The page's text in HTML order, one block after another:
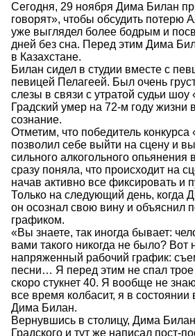
Сегодня, 29 ноября Дима Билан
говорят», чтобы обсудить потерю
уже выглядел более бодрым и
дней без сна. Перед этим Дима
в Казахстане.
Билан сидел в студии вместе с
певицей Пелагеей. Был очень
слезы в связи с утратой судьи шоу
Градский умер на 72-м году жизни
сознание.
Отметим, что победитель
позволил себе выйти на сцену и
сильного алкогольного опьянения
сразу поняла, что происходит на
начав активно все фиксировать и
Только на следующий день, когда
он осознал свою вину и объяснил
графиком.
«Вы знаете, так иногда бывает:
вами такого никогда не было?
напряженный рабочий график:
песни… Я перед этим не спал трое
скоро стукнет 40. Я вообще не
все время колбасит, я в состоянии
Дима Билан.
Вернувшись в столицу, Дима
Градского и тут же написал пост-